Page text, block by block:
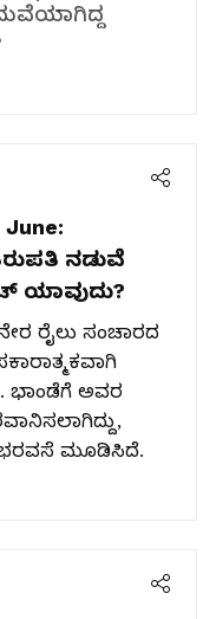
June:
ನಡುವೆ
ಯಾವುದು?
ರೈಲು ಸಂಚಾರದ
ಭಾಂಡೆಗೆ ಅವರ
ಭರವಸೆ ಮೂಡಿಸಿದೆ.